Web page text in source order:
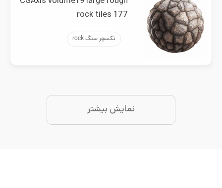
rock tiles 177
تکسچر سنگ rock
نمایش بیشتر